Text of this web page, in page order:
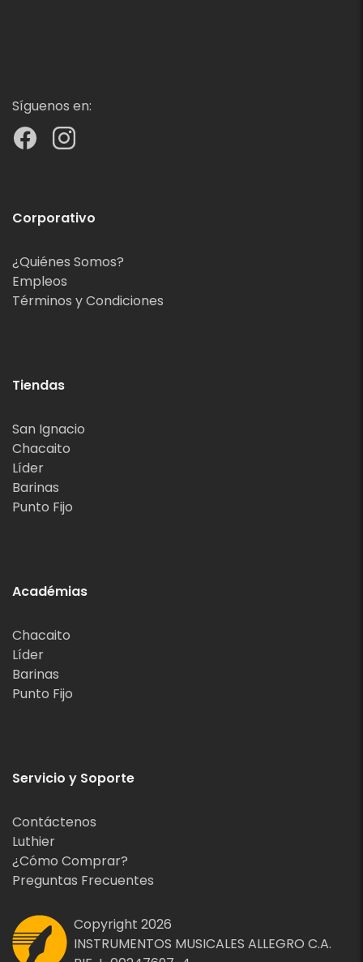
Síguenos en:
Corporativo
¿Quiénes Somos?
Empleos
Términos y Condiciones
Tiendas
San Ignacio
Chacaito
Líder
Barinas
Punto Fijo
Académias
Chacaito
Líder
Barinas
Punto Fijo
Servicio y Soporte
Contáctenos
Luthier
¿Cómo Comprar?
Preguntas Frecuentes
Copyright 2026
INSTRUMENTOS MUSICALES ALLEGRO C.A.